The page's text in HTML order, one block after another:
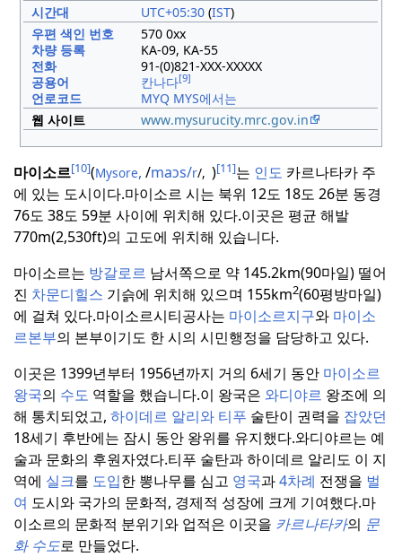
시간대
UTC+05:30(IST)
우편 색인 번호
570 0xx
차량 등록
KA-09, KA-55
전화
91-(0)821-XXX-XXXXX
공용어
칸나다[9]
언로코드 MYQ MYS에서는
웹 사이트
www.mysurucity.mrc.gov.in
마이소르[10](Mysore, /maɔs/r/, )[11]는 인도 카르나타카 주
에 있는 도시이다.마이소르 시는 북위 12도 18도 26분 동경
76도 38도 59분 사이에 위치해 있다.이곳은 평균 해발
770m(2,530ft)의 고도에 위치해 있습니다.
마이소르는 방갈로르 남서쪽으로 약 145.2km(90마일) 떨어
진 차문디힐스 기슭에 위치해 있으며 155km2(60평방마일)
에 걸쳐 있다.마이소르시티공사는 마이소르지구와 마이소
르본부의 본부이기도 한 시의 시민행정을 담당하고 있다.
이곳은 1399년부터 1956년까지 거의 6세기 동안 마이소르
왕국의 수도 역할을 했습니다.이 왕국은 와디야르 왕조에 의
해 통치되었고, 하이데르 알리와 티푸 술탄이 권력을 잡았던
18세기 후반에는 잠시 동안 왕위를 유지했다.와디야르는 예
술과 문화의 후원자였다.티푸 술탄과 하이데르 알리도 이 지
역에 실크를 도입한 뽕나무를 심고 영국과4차례 전쟁을 벌
여 도시와 국가의 문화적, 경제적 성장에 크게 기여했다.마
이소르의 문화적 분위기와 업적은 이곳을 카르나타카의 문
화 수도로 만들었다.